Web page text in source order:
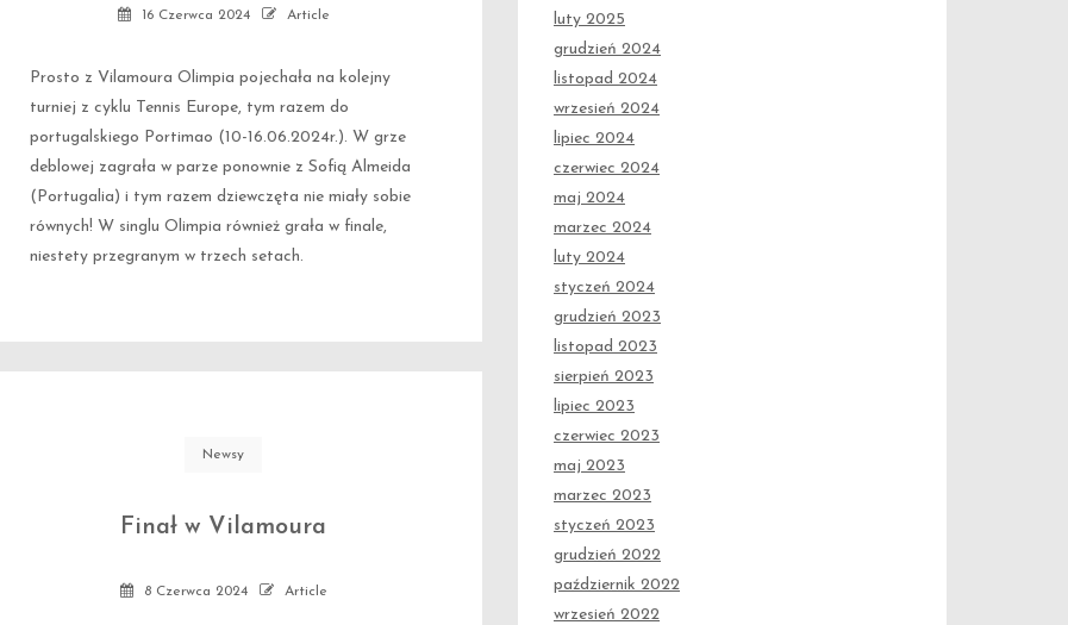
16 Czerwca 2024 Article
Prosto z Vilamoura Olimpia pojechała na kolejny
turniej z cyklu Tennis Europe, tym razem do
portugalskiego Portimao (10-16.06.2024r.). W grze
deblowej zagrała w parze ponownie z Sofią Almeida
(Portugalia) i tym razem dziewczęta nie miały sobie
równych! W singlu Olimpia również grała w finale,
niestety przegranym w trzech setach.
Newsy
Finał w Vilamoura
8 Czerwca 2024 Article
luty 2025
grudzień 2024
listopad 2024
wrzesień 2024
lipiec 2024
czerwiec 2024
maj 2024
marzec 2024
luty 2024
styczeń 2024
grudzień 2023
listopad 2023
sierpień 2023
lipiec 2023
czerwiec 2023
maj 2023
marzec 2023
styczeń 2023
grudzień 2022
październik 2022
wrzesień 2022